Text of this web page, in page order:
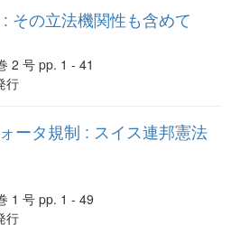
その立法機関性も含めて
2 号 pp. 1 - 41
行
ータ規制 : スイス連邦憲法
1 号 pp. 1 - 49
行